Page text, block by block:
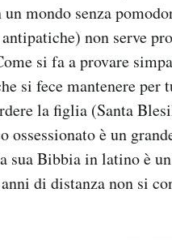
mondo senza
non serve
si fa a provare
si fece mantenere
la figlia (Santa
ossessionato è un
sua Bibbia in latino è
di distanza non si